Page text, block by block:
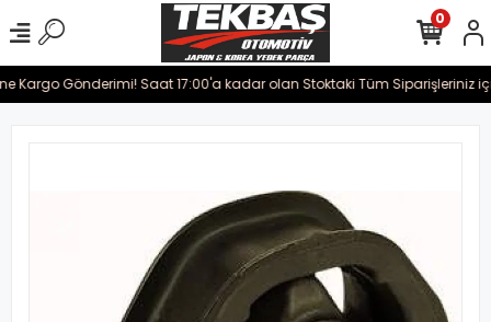
Kargo Gönderimi! Saat 17:00'a kadar olan Stoktaki Tüm Siparişleriniz
0